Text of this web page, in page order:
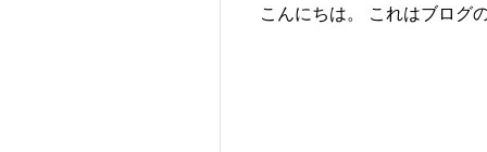
こんにちは。 これはブログ